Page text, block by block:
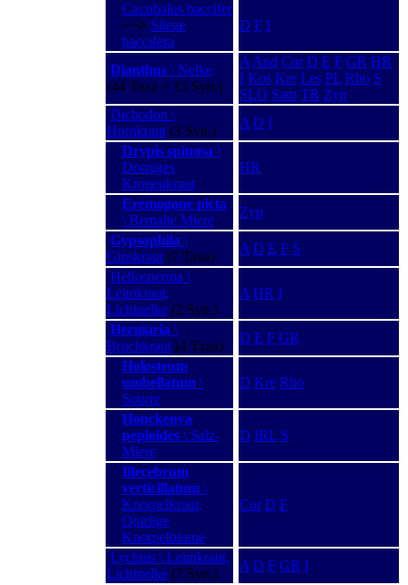
Cucubalus baccifer
−−> Silene
baccifera
D F I
Dianthus \ Nelke
(44 Taxa + 13 Syn.)
A And Cor D E F GR HR
I Kos Kre Les PL Rho S
SLO Sam TR Zyp
Dichodon \
Hornkraut (3 Syn.)
A D I
Drypis spinosa \
Dorniges
Kronenkraut
HR
Eremogone picta
\ Bemalte Miere
Zyp
Gypsophila \
Gipskraut (7 Taxa)
A D E F S
Heliosperma \
Leimkraut,
Lichtnelke (2 Syn.)
A HR I
Herniaria \
Bruchkraut (4 Taxa)
D E F GR
Holosteum
umbellatum \
Spurre
D Kre Rho
Honckenya
peploides \ Salz-
Miere
D IRL S
Illecebrum
verticillatum \
Knorpelkraut,
Quirlige
Knorpelblume
Cor D F
Lychnis \ Leimkraut,
Lichtnelke (7 Syn.)
A D F GR I